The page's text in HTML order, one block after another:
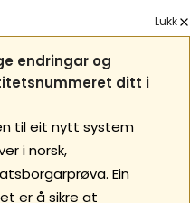
endringar og
ditt i
til eit nytt system
i norsk,
Ein
er å sikre at
Lukk